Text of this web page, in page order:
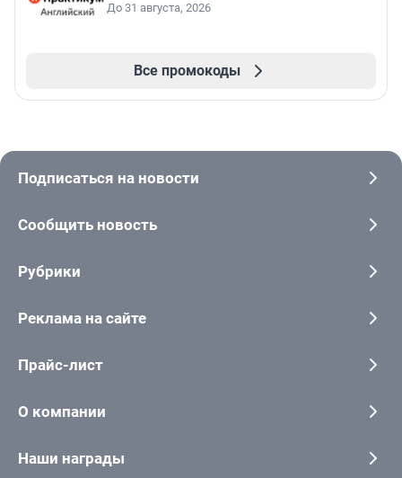
До 31 августа, 2026
Все промокоды
Подписаться на новости
Сообщить новость
Рубрики
Реклама на сайте
Прайс-лист
О компании
Наши награды